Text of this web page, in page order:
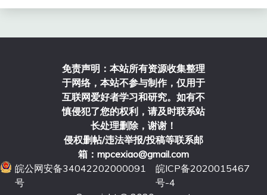
免责声明：本站所有资源收集整理
于网络，本站不参与制作，仅用于
互联网爱好者学习和研究。如有不
慎侵犯了您的权利，请及时联系站
长处理删除，谢谢！
侵权删帖/违法举报/投稿等联系邮
箱：mpcexiao@gmail.com
皖公网安备34042202000091
号
皖ICP备2020015467
号-4